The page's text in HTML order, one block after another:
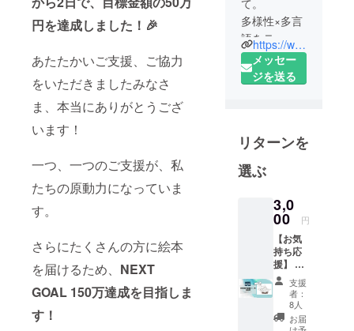
円を達成しました！🎉
あたたかいご支援、ご協力
をいただきましたみなさ
ま、本当にありがとうござ
います！
一つ、一つのご支援が、私
たちの原動力になっていま
す。
さらにたくさんの方に絵本
を届けるため、 NEXT
GOAL 150万達成を目指しま
す！
て。
多様性×多言
語をテーマ
にした絵本
を制作して
です。
私たちは、
子さんが、
世界や多様
な価値観を
知ることで
個人の可能
性を広げる
そのきっか
https://www.instagram.com/shiroi_jitensha/?fbclid=IwAR0AUAzMPJp46nga2alIOAQWGKNB9dUDrp8xo01-H64HZahajtM905xU1QY
メッセー
ジを送る
リターンを
選ぶ
3,0
00 円
【お気
持ち応
援】 心
を込め
てメー
ルにて
感謝状
をお届
支援
者：
8人
お届